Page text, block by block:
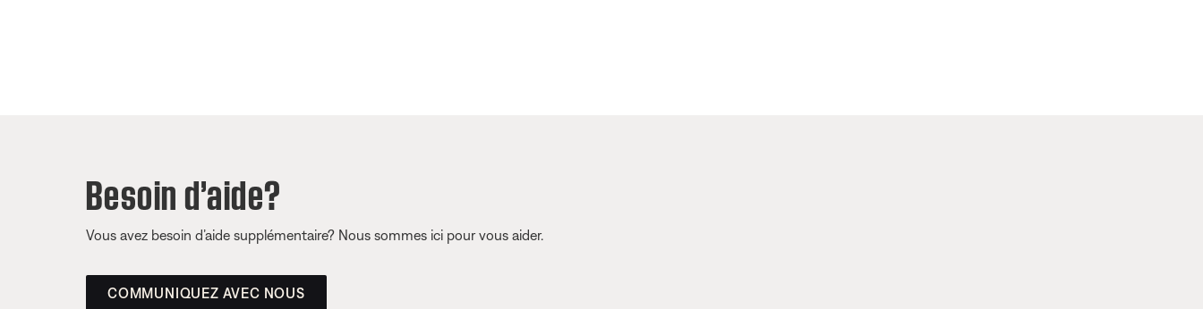
Besoin d’aide?
Vous avez besoin d’aide supplémentaire? Nous sommes ici pour vous aider.
COMMUNIQUEZ AVEC NOUS